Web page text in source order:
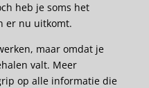
heb je soms het
er nu uitkomt.
maar omdat je
valt. Meer
op alle informatie die